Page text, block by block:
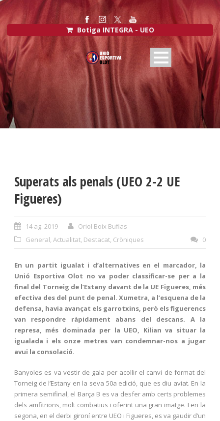
Botiga INTEGRA - UEO
Superats als penals (UEO 2-2 UE
Figueres)
14 ag. 2019
Oriol Boix Bufias
General, Actualitat, Destacat, Cròniques 0
En un partit igualat i d’alternatives en el marcador, la
Unió Esportiva Olot no va poder classificar-se per a la
final del Torneig de l’Estany davant de la UE Figueres, més
efectiva des del punt de penal. Xumetra, a l’esquena de la
defensa, havia avançat els garrotxins, però els figuerencs
van respondre ràpidament abans del descans. A la
represa, més dominada per la UEO, Kilian va situar la
igualada i els onze metres van condemnar-nos a jugar
avui la consolació.
Banyoles es va vestir de gala per acollir el canvi de format del
Torneig de l’Estany en la seva 50a edició, que es diu aviat. En la
primera semifinal, el Barça B es va desfer amb certs problemes
dels amfitrions, molt combatius i oferint una gran imatge. I en la
segona, en el derbi gironí entre UEO i Figueres, es va gaudir d’un